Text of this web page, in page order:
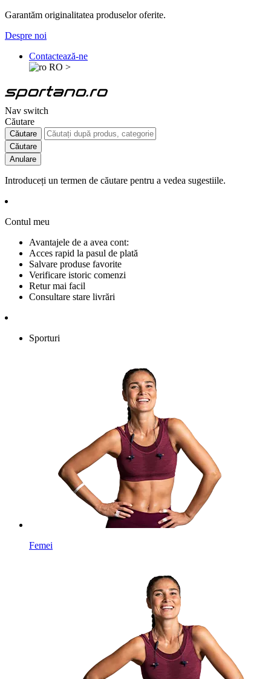
Garantăm originalitatea produselor oferite.
Despre noi
Contactează-ne
RO >
Nav switch
Căutare
Căutare
Căutare
Anulare
Introduceți un termen de căutare pentru a vedea sugestiile.
Contul meu
Avantajele de a avea cont:
Acces rapid la pasul de plată
Salvare produse favorite
Verificare istoric comenzi
Retur mai facil
Consultare stare livrări
Sporturi
Femei